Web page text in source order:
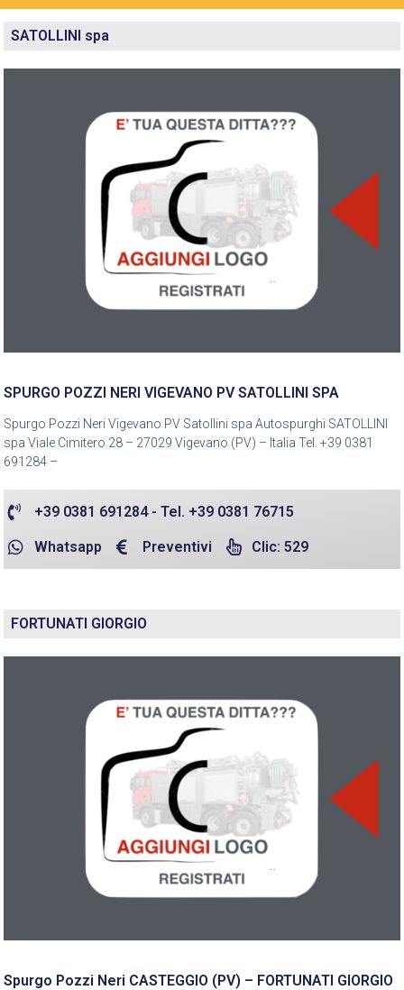
SATOLLINI spa
SPURGO POZZI NERI VIGEVANO PV SATOLLINI SPA
Spurgo Pozzi Neri Vigevano PV Satollini spa Autospurghi SATOLLINI
spa Viale Cimitero 28 – 27029 Vigevano (PV) – Italia Tel. +39 0381
691284 –
+39 0381 691284 - Tel. +39 0381 76715
Whatsapp Preventivi Clic: 529
FORTUNATI GIORGIO
Spurgo Pozzi Neri CASTEGGIO (PV) – FORTUNATI GIORGIO